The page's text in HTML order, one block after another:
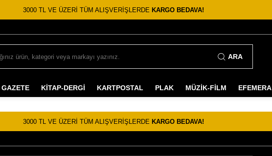
3000 TL VE ÜZERİ TÜM ALIŞVERİŞLERDE KARGO BEDAVA!
ARA
GAZETE KİTAP-DERGİ KARTPOSTAL PLAK MÜZİK-FİLM EFEMERA
3000 TL VE ÜZERİ TÜM ALIŞVERİŞLERDE KARGO BEDAVA!